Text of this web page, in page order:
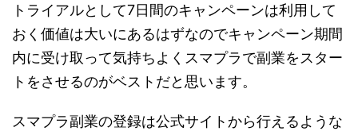
トライアルとして7日間のキャンペーンは利用して
おく価値は大いにあるはずなのでキャンペーン期間
内に受け取って気持ちよくスマプラで副業をスター
トをさせるのがベストだと思います。
スマプラ副業の登録は公式サイトから行えるような